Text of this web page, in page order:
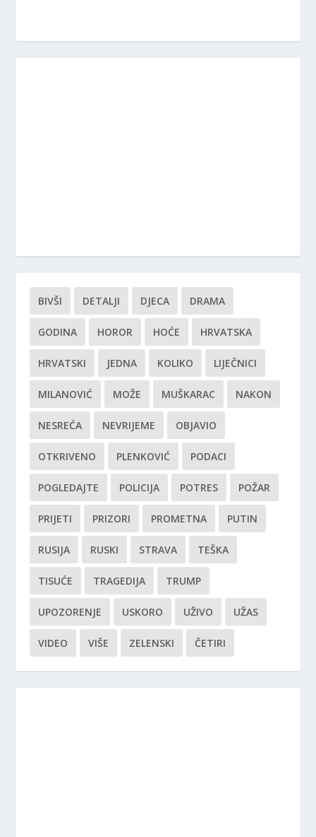
BIVŠI DETALJI DJECA DRAMA
GODINA HOROR HOĆE HRVATSKA
HRVATSKI JEDNA KOLIKO LIJEČNICI
MILANOVIĆ MOŽE MUŠKARAC NAKON
NESREĆA NEVRIJEME OBJAVIO
OTKRIVENO PLENKOVIĆ PODACI
POGLEDAJTE POLICIJA POTRES POŽAR
PRIJETI PRIZORI PROMETNA PUTIN
RUSIJA RUSKI STRAVA TEŠKA
TISUĆE TRAGEDIJA TRUMP
UPOZORENJE USKORO UŽIVO UŽAS
VIDEO VIŠE ZELENSKI ČETIRI